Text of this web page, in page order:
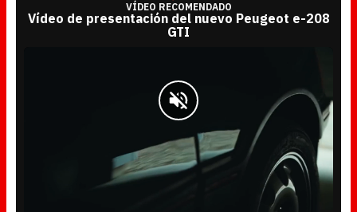
VÍDEO RECOMENDADO
Vídeo de presentación del nuevo Peugeot e-208
GTI